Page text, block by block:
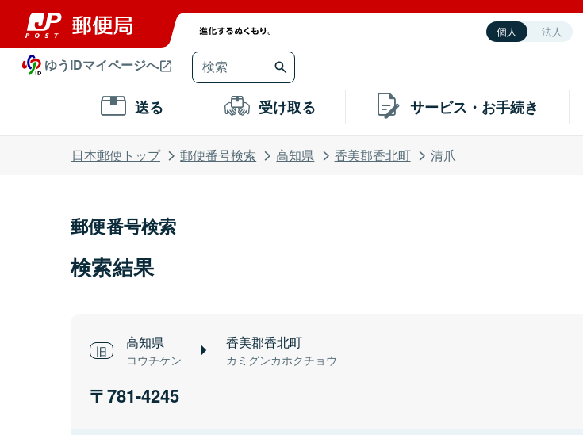
個人 法人
ゆうIDマイページへ
送る 受け取る サービス・お手続き
日本郵便トップ 郵便番号検索 高知県 香美郡香北町 清爪
郵便番号検索
検索結果
高知県
コウチケン
香美郡香北町
カミグンカホクチョウ
781-4245